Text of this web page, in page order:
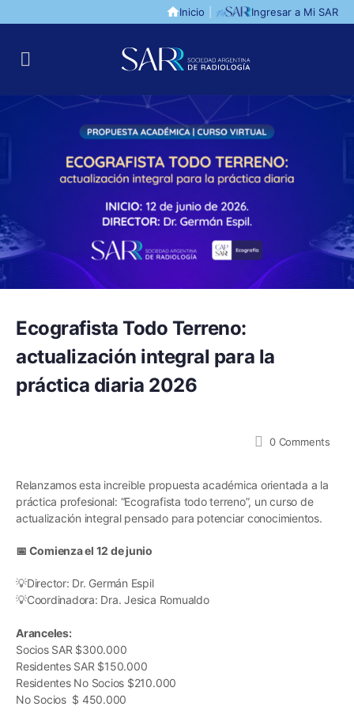
Inicio Ingresar a Mi SAR
Ecografista Todo Terreno:
actualización integral para la
práctica diaria 2026
0 Comments
Relanzamos esta increible propuesta académica orientada a la
práctica profesional: “Ecografista todo terreno”, un curso de
actualización integral pensado para potenciar conocimientos.
📅 Comienza el 12 de junio
💡Director: Dr. Germán Espil
💡Coordinadora: Dra. Jesica Romualdo
Aranceles:
Socios SAR $300.000
Residentes SAR $150.000
Residentes No Socios $210.000
No Socios $ 450.000